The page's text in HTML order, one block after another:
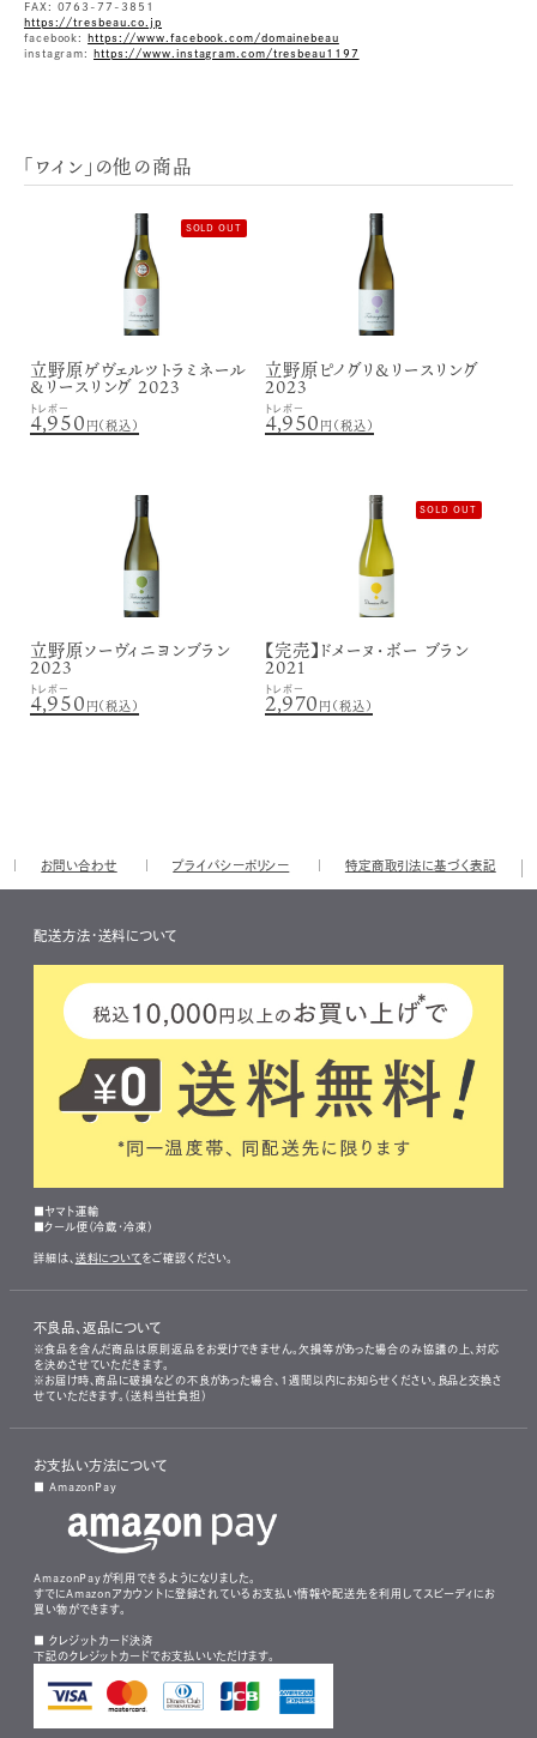
FAX: 0763-77-3851
https://tresbeau.co.jp
facebook: https://www.facebook.com/domainebeau
instagram:
https://www.instagram.com/tresbeau1197
「ワイン」の他の商品
SOLD OUT
立野原ゲヴェルツトラミネール
&リースリング 2023
トレボー
4,950 円（税込）
立野原ピノグリ&リースリング
2023
トレボー
4,950 円（税込）
立野原ソーヴィニヨンブラン
2023
トレボー
4,950 円（税込）
SOLD OUT
【完売】ドメーヌ・ボー ブラン
2021
トレボー
2,970 円（税込）
お問い合わせ プライバシーポリシー 特定商取引法に基づく表記
配送方法・送料について
■ヤマト運輸
■クール便（冷蔵・冷凍）
詳細は、 送料について をご確認ください。
不良品、返品について
※食品を含んだ商品は原則返品をお受けできません。欠損等があった場合のみ協議の上、対応
を決めさせていただきます。
※お届け時、商品に破損などの不良があった場合、1週間以内にお知らせください。良品と交換さ
せていただきます。（送料当社負担）
お支払い方法について
■ AmazonPay
AmazonPayが利用できるようになりました。
すでにAmazonアカウントに登録されているお支払い情報や配送先を利用してスピーディにお
買い物ができます。
■ クレジットカード決済
下記のクレジットカードでお支払いいただけます。